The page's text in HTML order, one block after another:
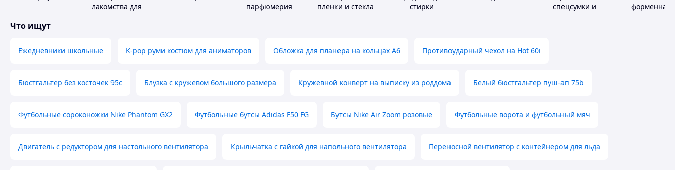
лакомства для
парфюмерия
пленки и стекла
стирки
спецсумки и
форменная
Что ищут
Ежедневники школьные K-pop руми костюм для аниматоров Обложка для планера на кольцах А6 Противоударный чехол на Hot 60i
Бюстгальтер без косточек 95с Блузка с кружевом большого размера Кружевной конверт на выписку из роддома Белый бюстгальтер пуш-ап 75b
Футбольные сороконожки Nike Phantom GX2 Футбольные бутсы Adidas F50 FG Бутсы Nike Air Zoom розовые Футбольные ворота и футбольный мяч
Двигатель с редуктором для настольного вентилятора Крыльчатка с гайкой для напольного вентилятора Переносной вентилятор с контейнером для льда